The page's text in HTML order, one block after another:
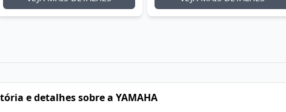
e detalhes sobre a YAMAHA